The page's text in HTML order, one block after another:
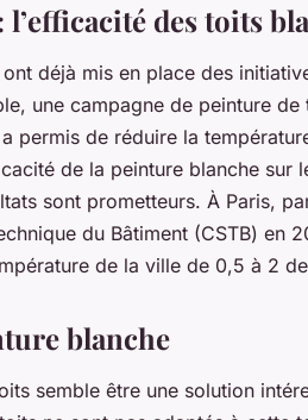
des toits
déjà mis en place des
une campagne de peinture
permis de réduire la
de la peinture blanche sur
sont prometteurs. À Paris,
du Bâtiment (CSTB) en
de la ville de 0,5 à 2
blanche
semble être une solution